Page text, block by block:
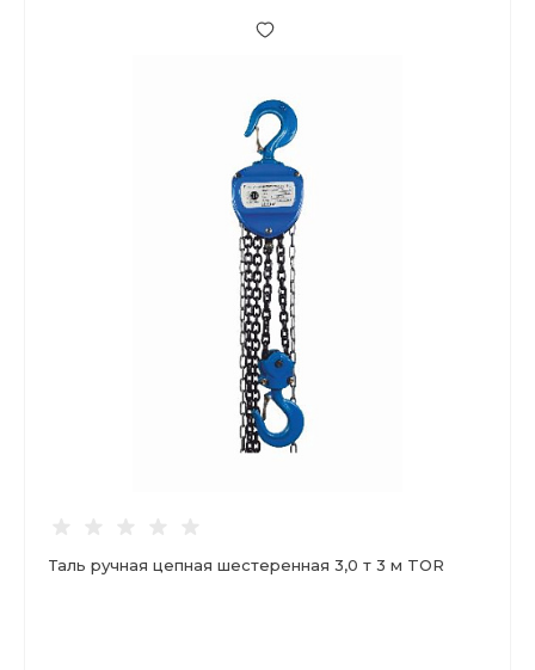
Таль ручная цепная шестеренная 3,0 т 3 м TOR